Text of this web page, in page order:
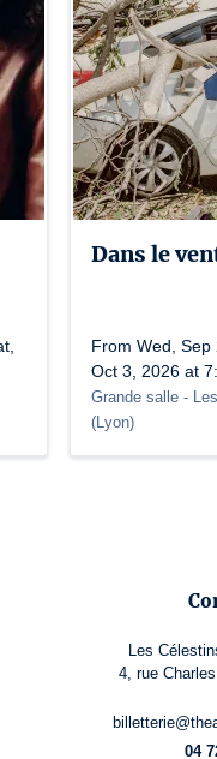
Dans le
From Wed, Sep
Oct 3, 2026 at
Grande salle -
(Lyon)
Les
4, rue
04